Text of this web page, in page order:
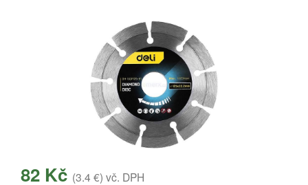
82 Kč (3.4 €) vč. DPH